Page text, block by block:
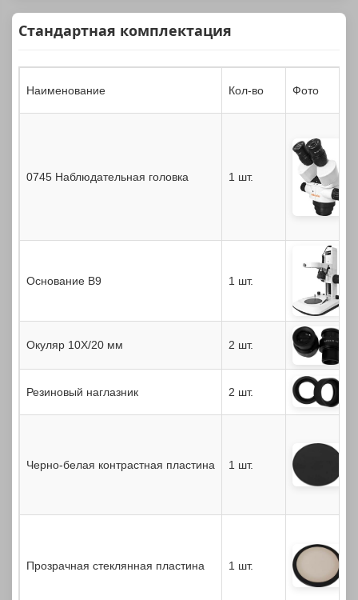
Стандартная комплектация
Наименование Кол-во Фото
0745 Наблюдательная головка 1 шт.
Основание B9 1 шт.
Окуляр 10X/20 мм 2 шт.
Резиновый наглазник 2 шт.
Черно-белая контрастная пластина 1 шт.
Прозрачная стеклянная пластина 1 шт.